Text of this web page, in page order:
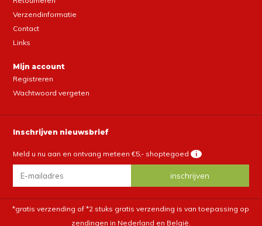
Verzendinformatie
Contact
Links
Mijn account
Registreren
Wachtwoord vergeten
Inschrijven nieuwsbrief
Meld u nu aan en ontvang meteen €5,- shoptegoed i
*gratis verzending of *2 stuks gratis verzending is van toepassing op
zendingen in Nederland en België.